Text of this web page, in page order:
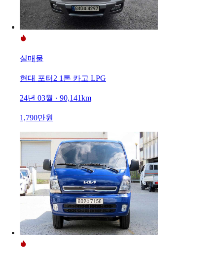
실매물
현대 포터2 1톤 카고 LPG
24년 03월 · 90,141km
1,790만원